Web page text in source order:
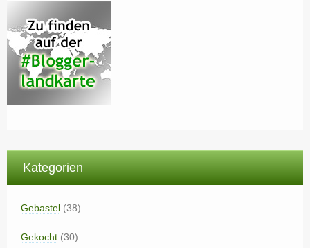
Kategorien
Gebastel (38)
Gekocht (30)